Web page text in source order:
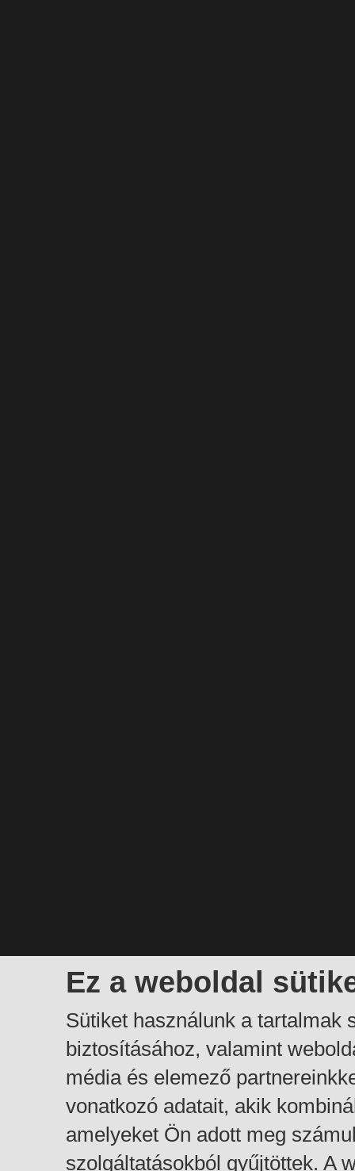
Ez a weboldal
Sütiket használunk a tartalmak
biztosításához, valamint
média és elemező
vonatkozó adatait, akik
amelyeket Ön adott meg
szolgáltatásokból gyűjtöttek. A